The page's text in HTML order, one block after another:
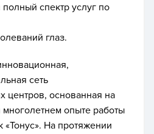
спектр услуг по
глаз.
сеть
центров, основанная на
опыте работы
«Тонус». На протяжении